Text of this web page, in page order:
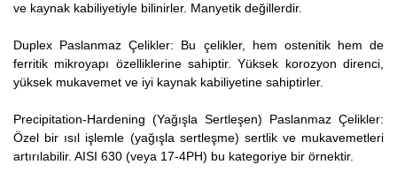
ve kaynak kabiliyetiyle bilinirler. Manyetik değillerdir.
Duplex Paslanmaz Çelikler: Bu çelikler, hem ostenitik hem de
ferritik mikroyapı özelliklerine sahiptir. Yüksek korozyon direnci,
yüksek mukavemet ve iyi kaynak kabiliyetine sahiptirler.
Precipitation-Hardening (Yağışla Sertleşen) Paslanmaz Çelikler:
Özel bir ısıl işlemle (yağışla sertleşme) sertlik ve mukavemetleri
artırılabilir. AISI 630 (veya 17-4PH) bu kategoriye bir örnektir.